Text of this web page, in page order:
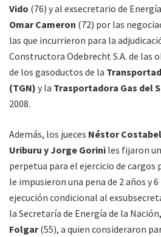
Vido (76) y al exsecretario de
Omar Cameron (72) por las
las que incurrieron para la
Constructora Odebrecht S.A. de las
de los gasoductos de la
(TGN) y la Trasportadora Gas del
2008.
Además, los jueces Néstor
Uriburu y Jorge Gorini les fijaron
perpetua para el ejercicio de
le impusieron una pena de 2 años y
ejecución condicional al
la Secretaría de Energía de la Nación,
Folgar(55), a quien consideraron